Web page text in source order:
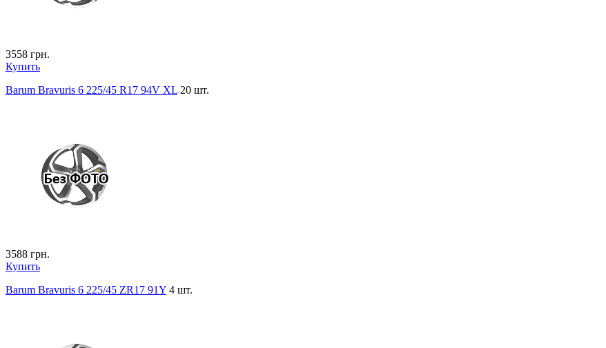
3558 грн.
Купить
Barum Bravuris 6 225/45 R17 94V XL 20 шт.
3588 грн.
Купить
Barum Bravuris 6 225/45 ZR17 91Y 4 шт.